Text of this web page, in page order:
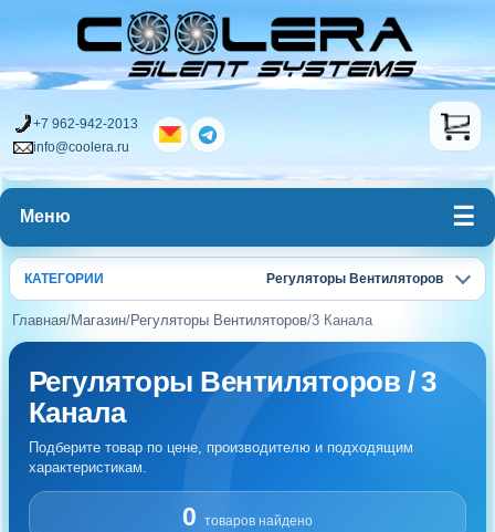
+7 962-942-2013
info@coolera.ru
Меню
КАТЕГОРИИ Регуляторы Вентиляторов
Главная/Магазин/Регуляторы Вентиляторов/3 Канала
Регуляторы Вентиляторов / 3
Канала
Подберите товар по цене, производителю и подходящим
характеристикам.
0 товаров найдено